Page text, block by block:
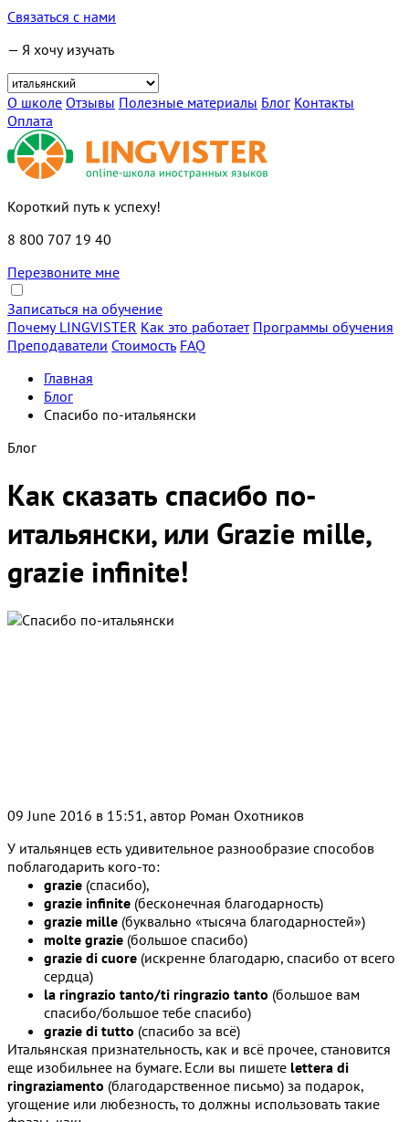
Связаться с нами
— Я хочу изучать
О школе Отзывы Полезные материалы Блог Контакты
Оплата
Короткий путь к успеху!
8 800 707 19 40
Перезвоните мне
Записаться на обучение
Почему LINGVISTER Как это работает Программы обучения
Преподаватели Стоимость FAQ
Главная
Блог
Спасибо по-итальянски
Блог
Как сказать спасибо по-
итальянски, или Grazie mille,
grazie infinite!
09 June 2016 в 15:51, автор Роман Охотников
У итальянцев есть удивительное разнообразие способов
поблагодарить кого-то:
grazie (спасибо),
grazie infinite (бесконечная благодарность)
grazie mille (буквально «тысяча благодарностей»)
molte grazie (большое спасибо)
grazie di cuore (искренне благодарю, спасибо от всего
сердца)
la ringrazio tanto/ti ringrazio tanto (большое вам
спасибо/большое тебе спасибо)
grazie di tutto (спасибо за всё)
Итальянская признательность, как и всё прочее, становится
еще изобильнее на бумаге. Если вы пишете lettera di
ringraziamento (благодарственное письмо) за подарок,
угощение или любезность, то должны использовать такие